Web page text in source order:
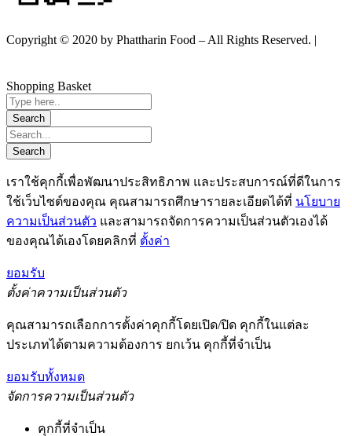
Copyright © 2020 by Phattharin Food – All Rights Reserved. |
Shopping Basket
เราใช้คุกกี้เพื่อพัฒนาประสิทธิภาพ และประสบการณ์ที่ดีในการ
ใช้เว็บไซต์ของคุณ คุณสามารถศึกษารายละเอียดได้ที่ นโยบาย
ความเป็นส่วนตัว และสามารถจัดการความเป็นส่วนตัวเองได้
ของคุณได้เองโดยคลิกที่ ตั้งค่า
ยอมรับ
ตั้งค่าความเป็นส่วนตัว
คุณสามารถเลือกการตั้งค่าคุกกี้โดยเปิด/ปิด คุกกี้ในแต่ละ
ประเภทได้ตามความต้องการ ยกเว้น คุกกี้ที่จำเป็น
ยอมรับทั้งหมด
จัดการความเป็นส่วนตัว
คุกกี้ที่จำเป็น